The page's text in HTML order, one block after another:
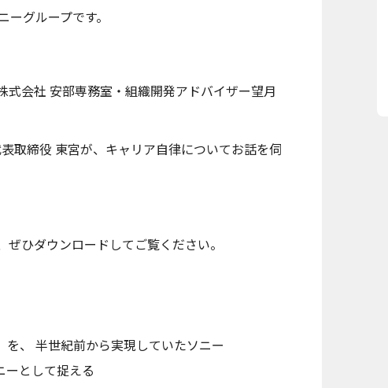
ーグループです。
会社 安部専務室・組織開発アドバイザー望月
取締役 東宮が、キャリア自律についてお話を伺
ひダウンロードしてご覧ください。
を、 半世紀前から実現していたソニー
ーとして捉える